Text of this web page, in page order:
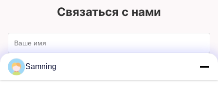
Связаться с нами
Samning